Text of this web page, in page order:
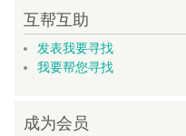
互帮互助
发表我要寻找
我要帮您寻找
成为会员